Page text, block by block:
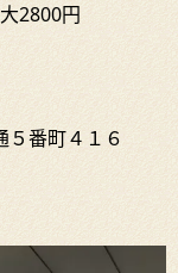
2800円
５番町４１６